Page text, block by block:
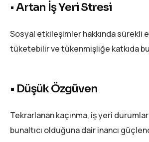
•Artan İş Yeri Stresi
Sosyal etkileşimler hakkında sürekli
tüketebilir ve tükenmişliğe katkıda
• Düşük Özgüven
Tekrarlanan kaçınma, iş yeri
bunaltıcı olduğuna dair inancı